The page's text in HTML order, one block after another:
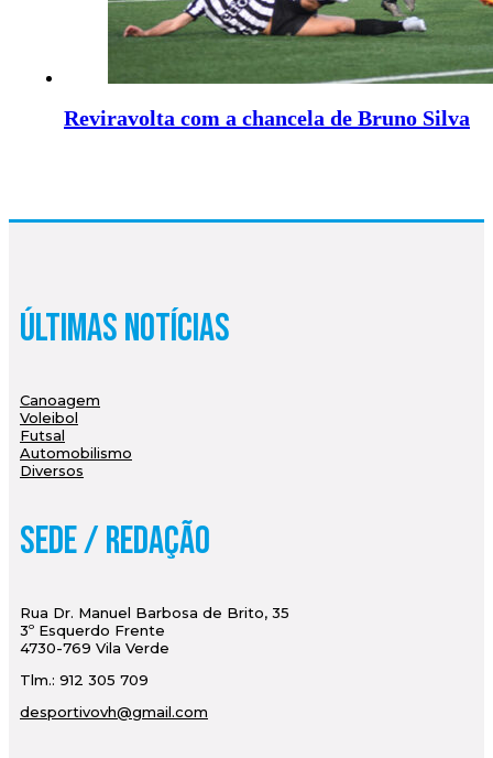
Reviravolta com a chancela de Bruno Silva
Últimas Notícias
Canoagem
Voleibol
Futsal
Automobilismo
Diversos
Sede / Redação
Rua Dr. Manuel Barbosa de Brito, 35
3º Esquerdo Frente
4730-769 Vila Verde
Tlm.: 912 305 709
desportivovh@gmail.com